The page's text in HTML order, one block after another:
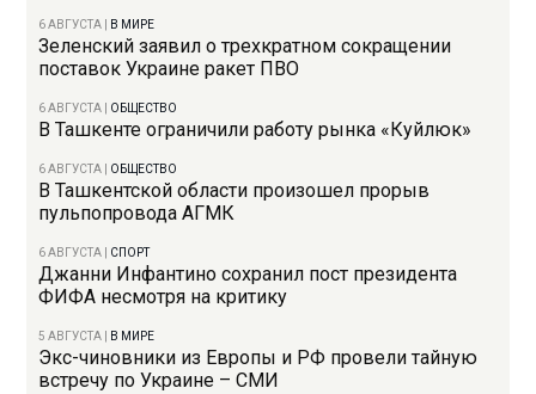
6 АВГУСТА В МИРЕ
Зеленский заявил о трехкратном сокращении
поставок Украине ракет ПВО
6 АВГУСТА ОБЩЕСТВО
В Ташкенте ограничили работу рынка «Куйлюк»
6 АВГУСТА ОБЩЕСТВО
В Ташкентской области произошел прорыв
пульпопровода АГМК
6 АВГУСТА СПОРТ
Джанни Инфантино сохранил пост президента
ФИФА несмотря на критику
5 АВГУСТА В МИРЕ
Экс-чиновники из Европы и РФ провели тайную
встречу по Украине – СМИ